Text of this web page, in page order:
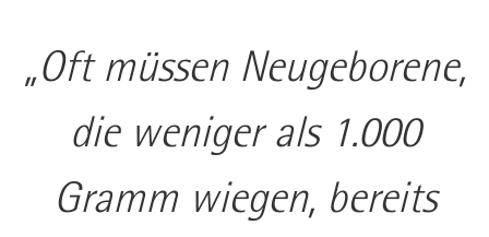
„Oft müssen Neugeborene,
die weniger als 1.000
Gramm wiegen, bereits